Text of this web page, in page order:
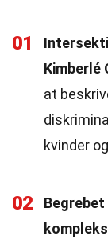
01
Kimberlé
at
kvinder
02